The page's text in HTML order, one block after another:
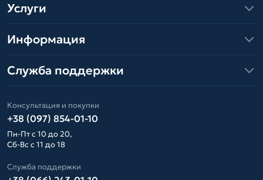
Услуги
Информация
Служба поддержки
Консультация и покупки
+38 (097) 854-01-10
Пн-Пт с 10 до 20,
Сб-Вс с 11 до 18
Служба поддержки